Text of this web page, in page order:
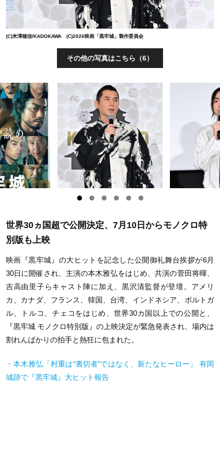
(C)米澤穂信/KADOKAWA (C)2026映画「黒牢城」製作委員会
その他の写真はこちら（6）
世界30ヵ国超で公開決定、7月10日からモノクロ特
別版も上映
映画『黒牢城』の大ヒットを記念した公開御礼舞台挨拶が6月
30日に開催され、主演の本木雅弘をはじめ、共演の菅田将暉、
吉高由里子らキャスト陣に加え、黒沢清監督が登壇。アメリ
カ、カナダ、フランス、韓国、台湾、インドネシア、ポルトガ
ル、トルコ、チェコをはじめ、世界30カ国以上での公開と、
『黒牢城 モノクロ特別版』の上映決定が緊急発表され、場内は
割れんばかりの拍手と熱狂に包まれた。
・本木雅弘「村重は“裏切者”ではなく、新たなヒーロー」 有岡
城跡で『黒牢城』大ヒット報告